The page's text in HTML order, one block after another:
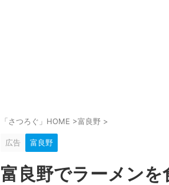
「さつろぐ」HOME >富良野 >
広告 富良野
富良野でラーメン